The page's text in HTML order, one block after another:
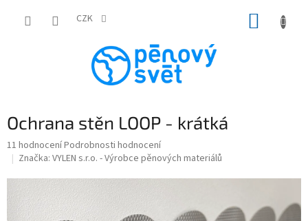
CZK
Ochrana stěn LOOP - krátká
Průměrné
hodnocení
5,0
11 hodnoceníPodrobnosti hodnocení
Značka: VYLEN s.r.o. - Výrobce pěnových materiálů